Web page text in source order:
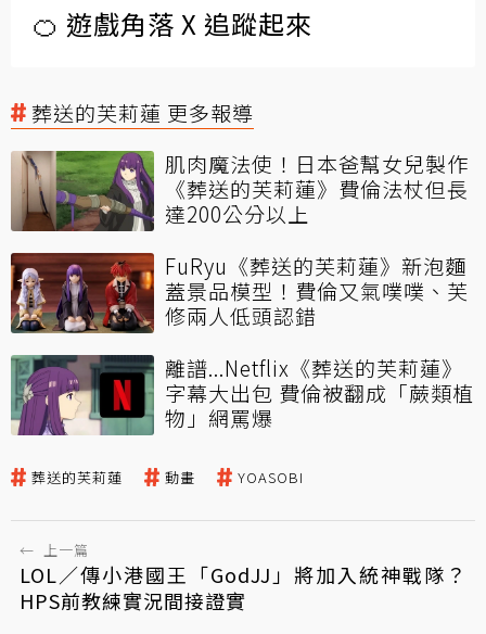
🍊 遊戲角落 X 追蹤起來
葬送的芙莉蓮 更多報導
肌肉魔法使！日本爸幫女兒製作
《葬送的芙莉蓮》費倫法杖但長
達200公分以上
FuRyu《葬送的芙莉蓮》新泡麵
蓋景品模型！費倫又氣噗噗、芙
修兩人低頭認錯
離譜...Netflix《葬送的芙莉蓮》
字幕大出包 費倫被翻成「蕨類植
物」網罵爆
葬送的芙莉蓮 動畫 YOASOBI
← 上一篇
LOL／傳小港國王「GodJJ」將加入統神戰隊？
HPS前教練實況間接證實